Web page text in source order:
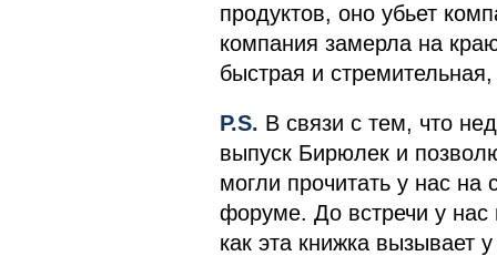
продуктов, оно убьет
компания замерла на
быстрая и
P.S. В связи с тем, что
выпуск Бирюлек и
могли прочитать у нас на
форуме. До встречи у нас
как эта книжка вызывает